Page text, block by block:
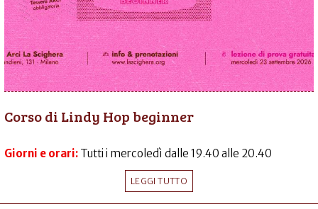
Corso di Lindy Hop beginner
Giorni e orari: Tutti i mercoledì dalle 19.40 alle 20.40
LEGGI TUTTO